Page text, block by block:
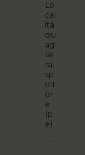
lo
cal
ità
qu
ag
lie
ra,
sp
olt
or
e
(p
e)